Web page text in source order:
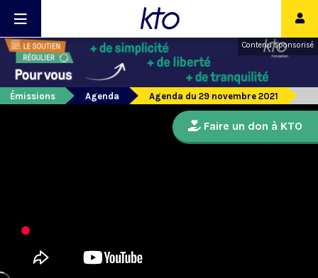
Contenu sponsorisé
Émissions Agenda Agenda du 29 novembre 2021
Faire un don à KTO